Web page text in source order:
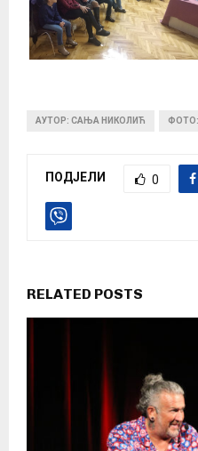
АУТОР: САЊА НИКОЛИЋ
ПОДЈЕЛИ 0
RELATED POSTS